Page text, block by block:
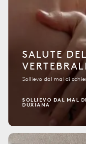
SALUTE
Sollievo dal mal di
SOLLIEVO DAL MAL
DUXIANA